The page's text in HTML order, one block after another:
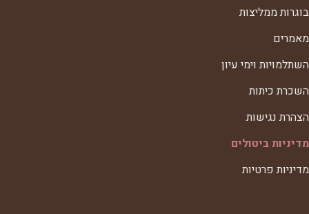
בוגרות ממליצות
מאמרים
השתלמויות וימי עיון
השכרת כיתות
הצהרת נגישות
מדיניות ביטולים
מדיניות פרטיות